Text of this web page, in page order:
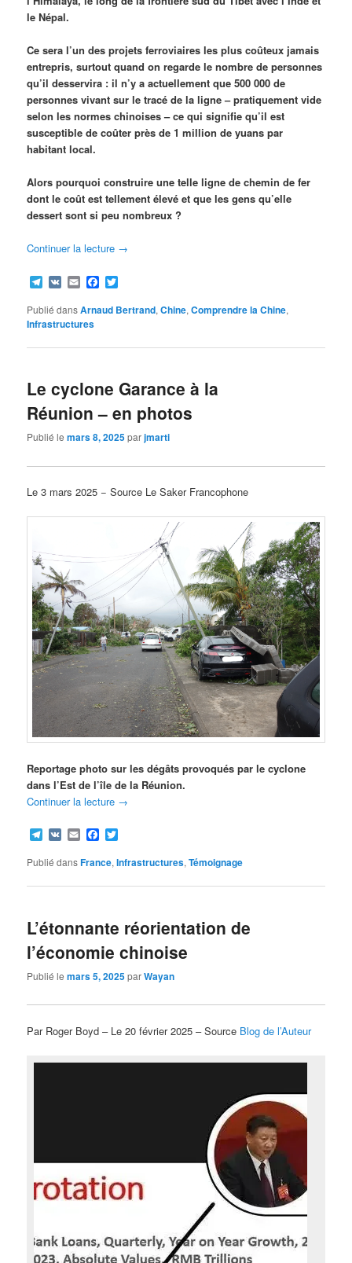
le Népal.
Ce sera l’un des projets ferroviaires les plus coûteux jamais
entrepris, surtout quand on regarde le nombre de personnes
qu’il desservira : il n’y a actuellement que 500 000 de
personnes vivant sur le tracé de la ligne – pratiquement vide
selon les normes chinoises – ce qui signifie qu’il est
susceptible de coûter près de 1 million de yuans par
habitant local.
Alors pourquoi construire une telle ligne de chemin de fer
dont le coût est tellement élevé et que les gens qu’elle
dessert sont si peu nombreux ?
Continuer la lecture →
Telegram
VK EmailFacebook
Publié dansArnaud Bertrand,Chine,Comprendre la Chine,
Infrastructures
Le cyclone Garance à la
Réunion – en photos
Publié lemars 8, 2025parjmarti
Le 3 mars 2025 − Source Le Saker Francophone
Reportage photo sur les dégâts provoqués par le cyclone
dans l’Est de l’île de la Réunion.
Continuer la lecture →
Telegram
VK EmailFacebook
Publié dansFrance,Infrastructures,Témoignage
L’étonnante réorientation de
l’économie chinoise
Publié lemars 5, 2025parWayan
Par Roger Boyd – Le 20 février 2025 – Source Blog de l’Auteur